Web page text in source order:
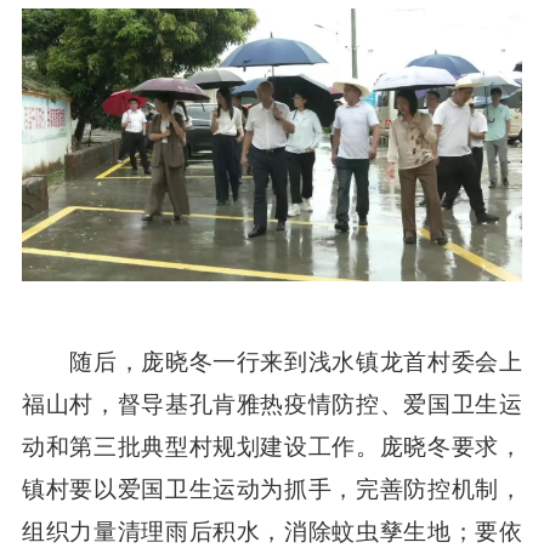
随后，庞晓冬一行来到浅水镇龙首村委会上
福山村，督导基孔肯雅热疫情防控、爱国卫生运
动和第三批典型村规划建设工作。庞晓冬要求，
镇村要以爱国卫生运动为抓手，完善防控机制，
组织力量清理雨后积水，消除蚊虫孳生地；要依